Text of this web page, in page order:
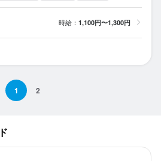
時給： 1,100円〜1,300円
1 2